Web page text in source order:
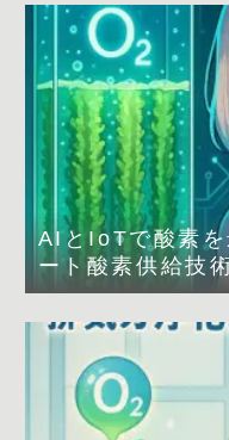
AIとIoTで酸素
ート酸素供給技